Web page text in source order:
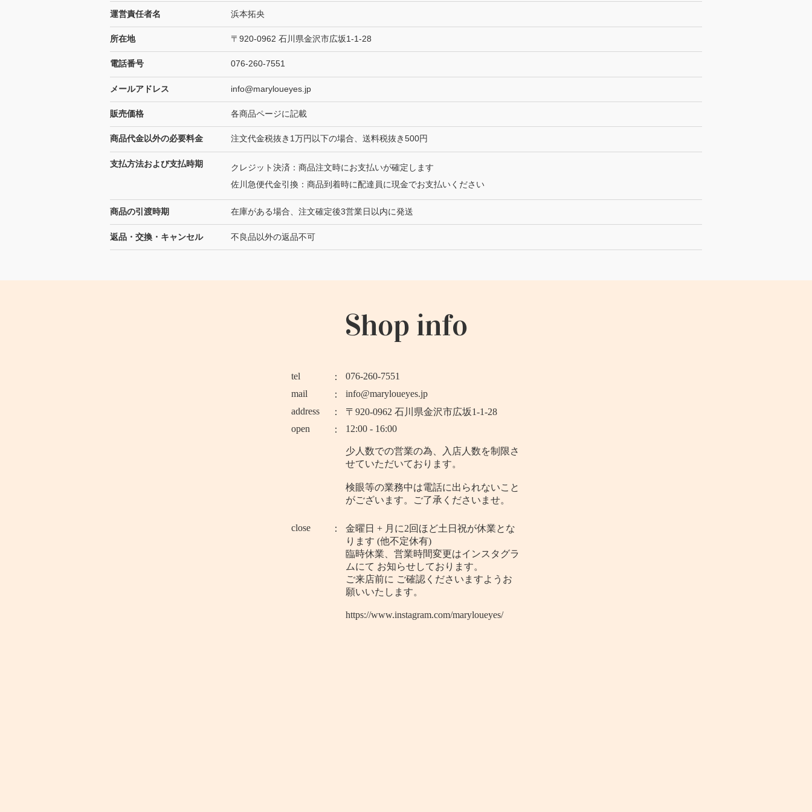
運営責任者名 浜本拓央
所在地 〒920-0962 石川県金沢市広坂1-1-28
電話番号 076-260-7551
メールアドレス info@maryloueyes.jp
販売価格 各商品ページに記載
商品代金以外の必要料金 注文代金税抜き1万円以下の場合、送料税抜き500円
支払方法および支払時期
クレジット決済：商品注文時にお支払いが確定します
佐川急便代金引換：商品到着時に配達員に現金でお支払いください
商品の引渡時期 在庫がある場合、注文確定後3営業日以内に発送
返品・交換・キャンセル 不良品以外の返品不可
Shop info
tel
076-260-7551
mail
info@maryloueyes.jp
address
〒920-0962 石川県金沢市広坂1-1-28
open
12:00 - 16:00
少人数での営業の為、入店人数を制限さ
せていただいております。
検眼等の業務中は電話に出られないこと
がございます。ご了承くださいませ。
close
金曜日 + 月に2回ほど土日祝が休業とな
ります (他不定休有)
臨時休業、営業時間変更はインスタグラ
ムにて お知らせしております。
ご来店前に ご確認くださいますようお
願いいたします。
https://www.instagram.com/maryloueyes/